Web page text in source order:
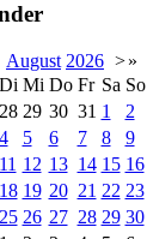
August 2026 >»
Di Mi Do Fr Sa So
28 29 30 31 1
2
4 5 6 7 8
9
11 12 13 14 15 16
18 19 20 21 22 23
25 26 27 28 29 30